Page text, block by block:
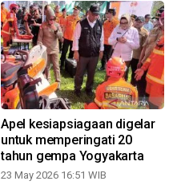
Apel kesiapsiagaan digelar
untuk memperingati 20
tahun gempa Yogyakarta
23 May 2026 16:51 WIB